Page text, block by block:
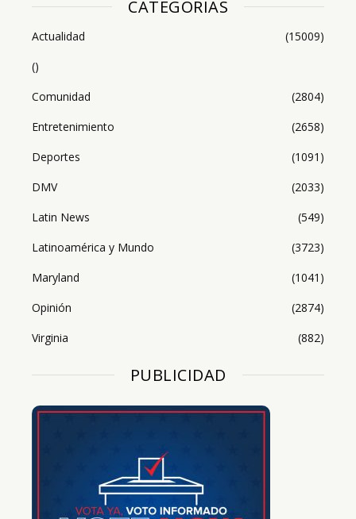
CATEGORIAS
Actualidad
(15009)
()
Comunidad
(2804)
Entretenimiento
(2658)
Deportes
(1091)
DMV
(2033)
Latin News
(549)
Latinoamérica y Mundo
(3723)
Maryland
(1041)
Opinión
(2874)
Virginia
(882)
PUBLICIDAD